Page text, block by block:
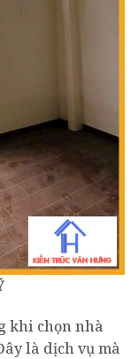
khi chọn nhà
là dịch vụ mà